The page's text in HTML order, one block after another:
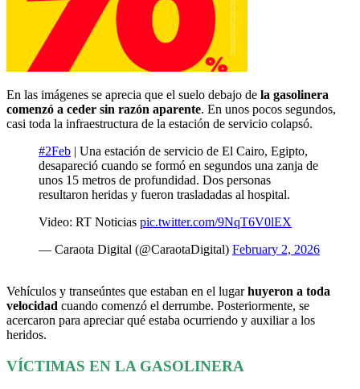
En las imágenes se aprecia que el suelo debajo de la gasolinera
comenzó a ceder sin razón aparente. En unos pocos segundos,
casi toda la infraestructura de la estación de servicio colapsó.
#2Feb | Una estación de servicio de El Cairo, Egipto,
desapareció cuando se formó en segundos una zanja de
unos 15 metros de profundidad. Dos personas
resultaron heridas y fueron trasladadas al hospital.
Video: RT Noticias pic.twitter.com/9NqT6V0lEX
— Caraota Digital (@CaraotaDigital) February 2, 2026
Vehículos y transeúntes que estaban en el lugarhuyeron a toda
velocidad cuando comenzó el derrumbe. Posteriormente, se
acercaron para apreciar qué estaba ocurriendo y auxiliar a los
heridos.
VÍCTIMAS EN LA GASOLINERA